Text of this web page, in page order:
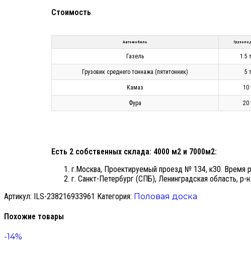
Стоимость
Автомобиль
Газель 1.5
Грузовик среднего тоннажа (пятитонник) 5
Камаз 10
Фура 20
Есть 2 собственных склада: 4000 м2 и 7000м2:
г.Москва, Проектируемый проезд № 134, к30. Время
г. Санкт-Петербург (СПБ), Ленинградская область,
Артикул: ILS-238216933961 Категория: Половая доска
Похожие товары
-14%